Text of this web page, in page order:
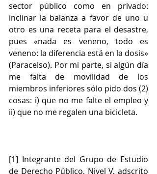
sector público como en privado:
inclinar la balanza a favor de uno u
otro es una receta para el desastre,
pues «nada es veneno, todo es
veneno: la diferencia está en la dosis»
(Paracelso). Por mi parte, si algún día
me falta de movilidad de los
miembros inferiores sólo pido dos (2)
cosas: i) que no me falte el empleo y
ii) que no me regalen una bicicleta.
[1] Integrante del Grupo de Estudio
de Derecho Público, Nivel V, adscrito